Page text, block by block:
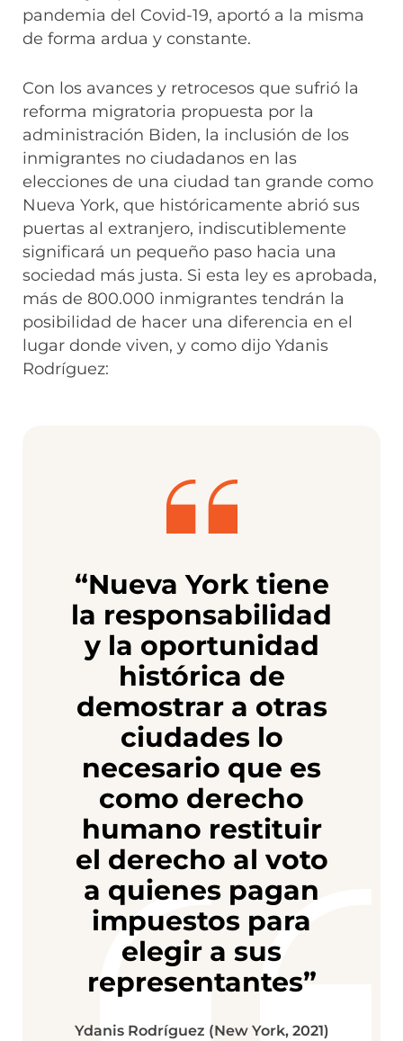
pandemia del Covid-19, aportó a la misma
de forma ardua y constante.
Con los avances y retrocesos que sufrió la
reforma migratoria propuesta por la
administración Biden, la inclusión de los
inmigrantes no ciudadanos en las
elecciones de una ciudad tan grande como
Nueva York, que históricamente abrió sus
puertas al extranjero, indiscutiblemente
significará un pequeño paso hacia una
sociedad más justa. Si esta ley es aprobada,
más de 800.000 inmigrantes tendrán la
posibilidad de hacer una diferencia en el
lugar donde viven, y como dijo Ydanis
Rodríguez:
“Nueva York tiene
la responsabilidad
y la oportunidad
histórica de
demostrar a otras
ciudades lo
necesario que es
como derecho
humano restituir
el derecho al voto
a quienes pagan
impuestos para
elegir a sus
representantes”
Ydanis Rodríguez (New York, 2021)